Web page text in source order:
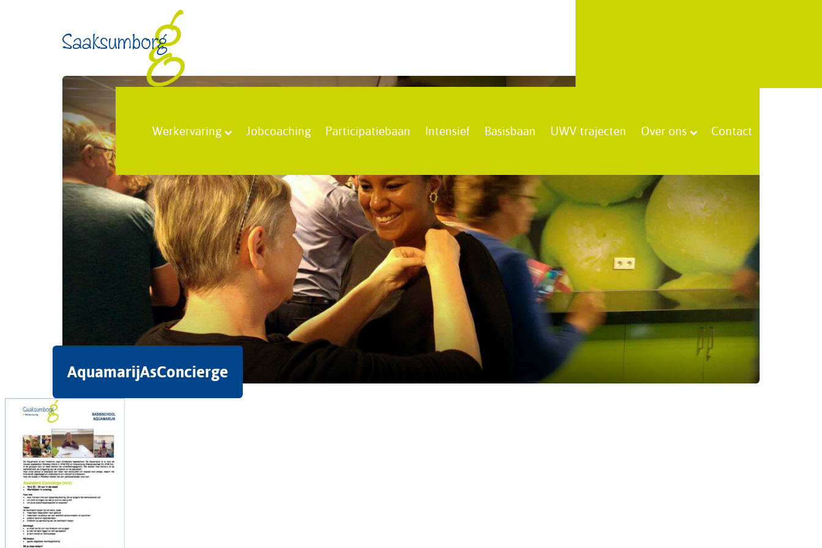
Werkervaring Jobcoaching Participatiebaan Intensief Basisbaan UWV trajecten Over ons Contact
AquamarijAsConcierge